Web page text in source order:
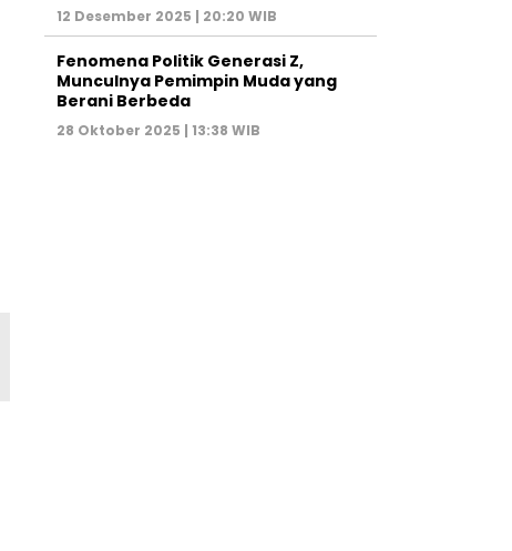
12 Desember 2025 | 20:20 WIB
Fenomena Politik Generasi Z,
Munculnya Pemimpin Muda yang
Berani Berbeda
28 Oktober 2025 | 13:38 WIB